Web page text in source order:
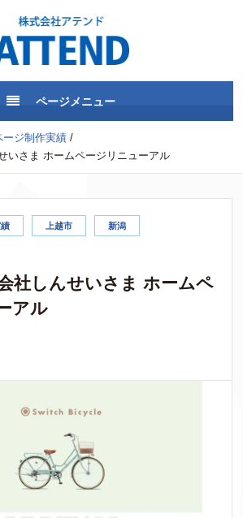
ページメニュー
ージ制作実績 /
いさま ホームページリニューアル
上越市 新潟
社しんせいさま ホームペ
アル